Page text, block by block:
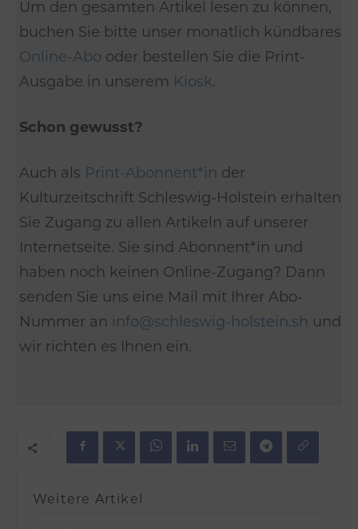
Um den gesamten Artikel lesen zu können,
buchen Sie bitte unser monatlich kündbares
Online-Abo oder bestellen Sie die Print-
Ausgabe in unserem Kiosk.
Schon gewusst?
Auch als Print-Abonnent*in der
Kulturzeitschrift Schleswig-Holstein erhalten
Sie Zugang zu allen Artikeln auf unserer
Internetseite. Sie sind Abonnent*in und
haben noch keinen Online-Zugang? Dann
senden Sie uns eine Mail mit Ihrer Abo-
Nummer an info@schleswig-holstein.sh und
wir richten es Ihnen ein.
Weitere Artikel